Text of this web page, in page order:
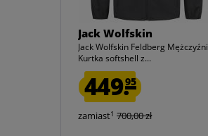
Jack Wolfskin
Jack Wolfskin Feldberg Mężczyźni
Kurtka softshell z...
449.95
zamiast1 700,00 zł